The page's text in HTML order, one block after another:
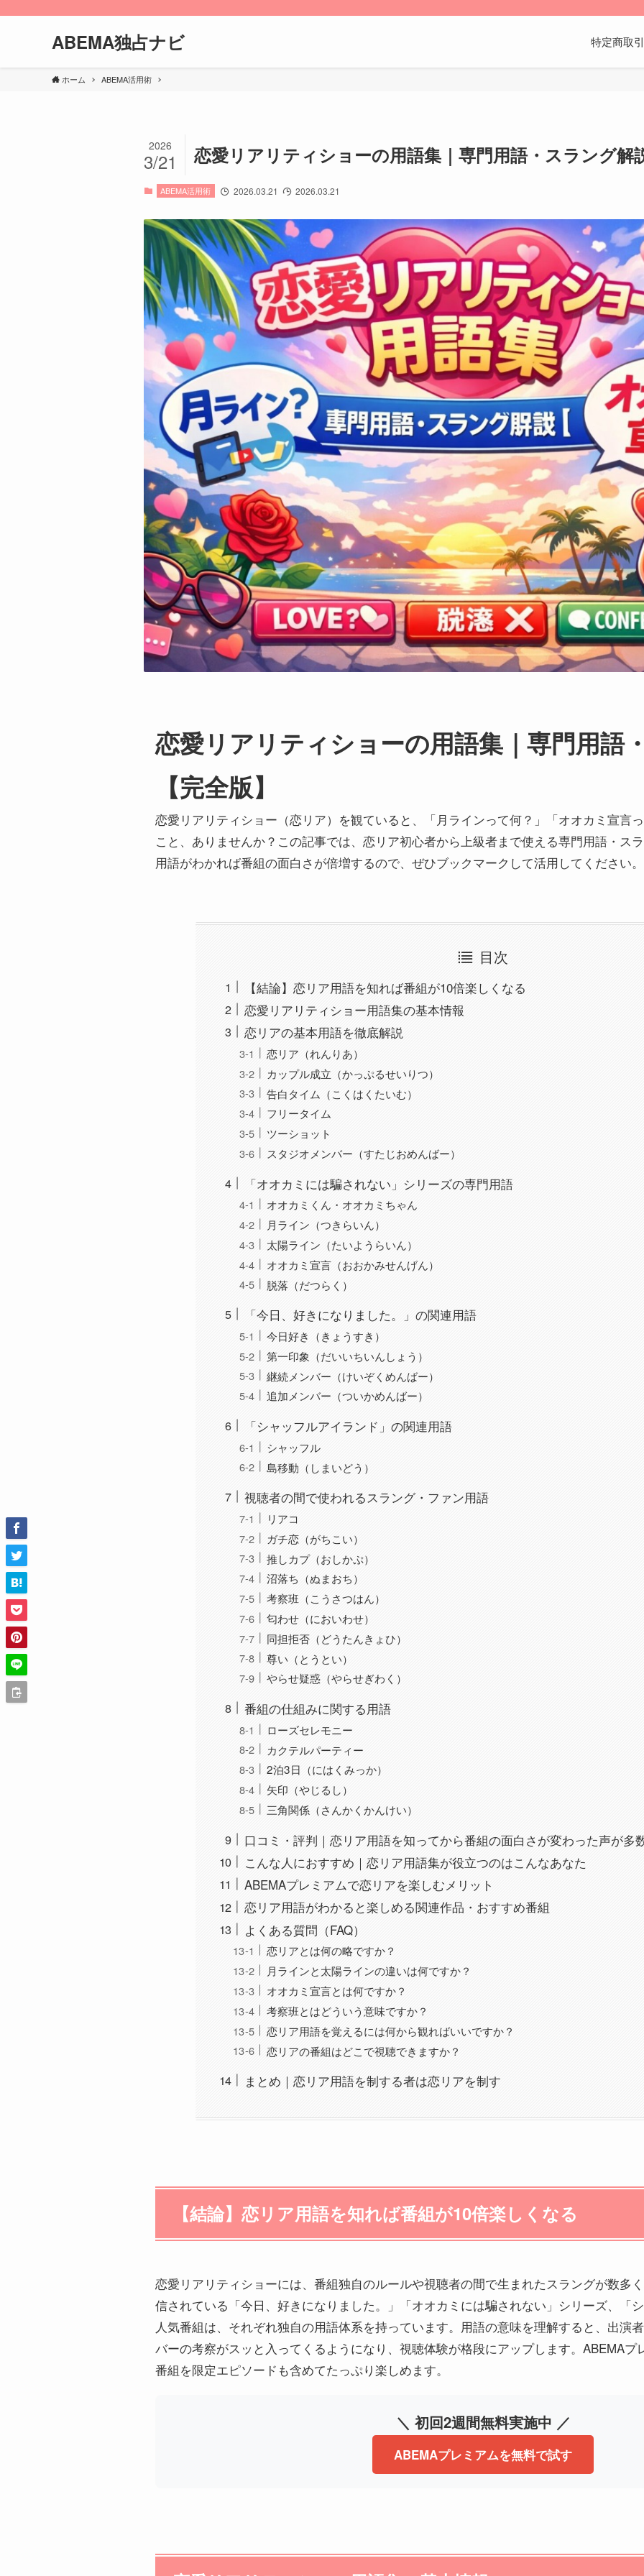
ABEMA独占ナビ 特定商取
ホーム ABEMA活用術
恋愛リアリティショーの用語集｜専門用語・スラング解
2026
3/21
ABEMA活用術 2026.03.21 2026.03.21
恋愛リアリティショーの用語集｜専門用語
【完全版】
恋愛リアリティショー（恋リア）を観ていると、「月ラインって何？」「オオカミ宣言
こと、ありませんか？この記事では、恋リア初心者から上級者まで使える専門用語・ス
用語がわかれば番組の面白さが倍増するので、ぜひブックマークして活用してください。
目次
【結論】恋リア用語を知れば番組が10倍楽しくなる
恋愛リアリティショー用語集の基本情報
恋リアの基本用語を徹底解説
恋リア（れんりあ）
カップル成立（かっぷるせいりつ）
告白タイム（こくはくたいむ）
フリータイム
ツーショット
スタジオメンバー（すたじおめんばー）
「オオカミには騙されない」シリーズの専門用語
オオカミくん・オオカミちゃん
月ライン（つきらいん）
太陽ライン（たいようらいん）
オオカミ宣言（おおかみせんげん）
脱落（だつらく）
「今日、好きになりました。」の関連用語
今日好き（きょうすき）
第一印象（だいいちいんしょう）
継続メンバー（けいぞくめんばー）
追加メンバー（ついかめんばー）
「シャッフルアイランド」の関連用語
シャッフル
島移動（しまいどう）
視聴者の間で使われるスラング・ファン用語
リアコ
ガチ恋（がちこい）
推しカプ（おしかぷ）
沼落ち（ぬまおち）
考察班（こうさつはん）
匂わせ（においわせ）
同担拒否（どうたんきょひ）
尊い（とうとい）
やらせ疑惑（やらせぎわく）
番組の仕組みに関する用語
ローズセレモニー
カクテルパーティー
2泊3日（にはくみっか）
矢印（やじるし）
三角関係（さんかくかんけい）
口コミ・評判｜恋リア用語を知ってから番組の面白さが変わった声が多
こんな人におすすめ｜恋リア用語集が役立つのはこんなあなた
ABEMAプレミアムで恋リアを楽しむメリット
恋リア用語がわかると楽しめる関連作品・おすすめ番組
よくある質問（FAQ）
恋リアとは何の略ですか？
月ラインと太陽ラインの違いは何ですか？
オオカミ宣言とは何ですか？
考察班とはどういう意味ですか？
恋リア用語を覚えるには何から観ればいいですか？
恋リアの番組はどこで視聴できますか？
まとめ｜恋リア用語を制する者は恋リアを制す
【結論】恋リア用語を知れば番組が10倍楽しくなる
恋愛リアリティショーには、番組独自のルールや視聴者の間で生まれたスラングが数多
信されている「今日、好きになりました。」「オオカミには騙されない」シリーズ、「
人気番組は、それぞれ独自の用語体系を持っています。用語の意味を理解すると、出演
バーの考察がスッと入ってくるようになり、視聴体験が格段にアップします。ABEMA
番組を限定エピソードも含めてたっぷり楽しめます。
＼ 初回2週間無料実施中 ／
ABEMAプレミアムを無料で試す